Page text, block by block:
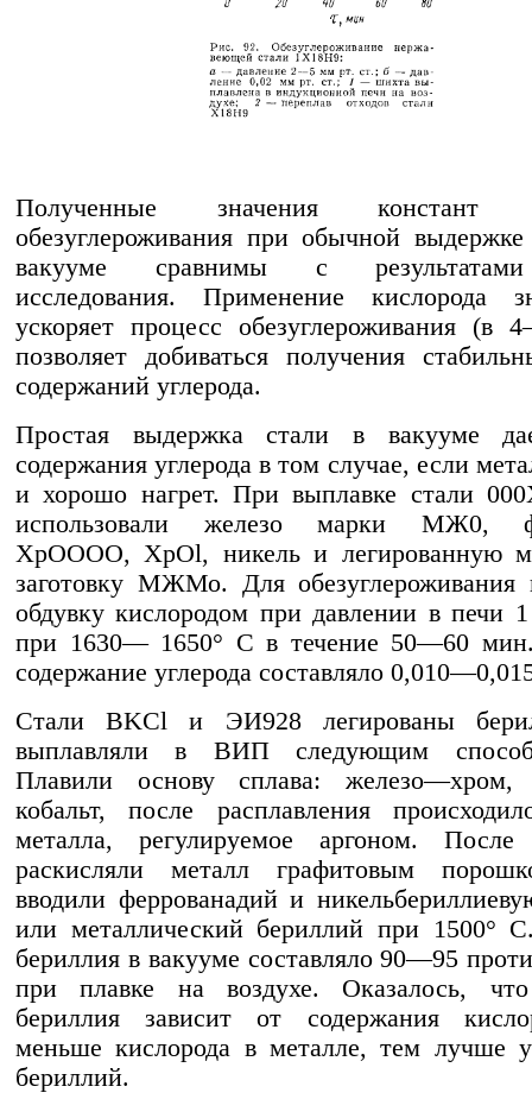
Полученные значения констант
обезуглероживания при обычной
вакууме сравнимы с
исследования. Применение кислорода
ускоряет процесс обезуглероживания (в
позволяет добиваться получения
содержаний углерода.
Простая выдержка стали в вакууме
содержания углерода в том случае, если
и хорошо нагрет. При выплавке стали
использовали железо марки МЖ0,
ХрОООО, XpOl, никель и легированную
заготовку МЖМо. Для обезуглероживания
обдувку кислородом при давлении в печи
при 1630— 1650° С в течение 50—60
содержание углерода составляло
Стали BKCl и ЭИ928 легированы
выплавляли в ВИП следующим
Плавили основу сплава:
кобальт, после расплавления
металла, регулируемое аргоном. После
раскисляли металл графитовым
вводили феррованадий и
или металлический бериллий при 1500°
бериллия в вакууме составляло 90—95
при плавке на воздухе. Оказалось, что
бериллия зависит от содержания
меньше кислорода в металле, тем лучше
бериллий.